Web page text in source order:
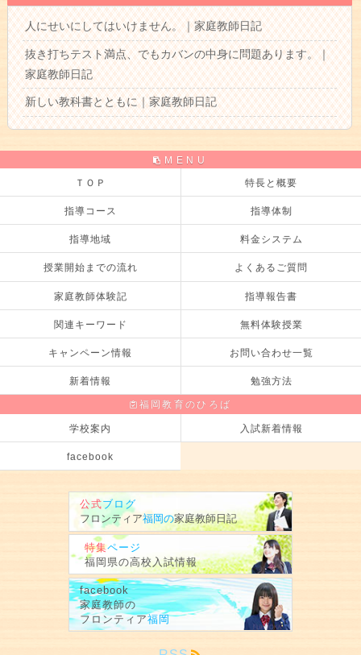
人にせいにしてはいけません。｜家庭教師日記
抜き打ちテスト満点、でもカバンの中身に問題あります。｜
家庭教師日記
新しい教科書とともに｜家庭教師日記
MENU
ＴＯＰ 特長と概要
指導コース 指導体制
指導地域 料金システム
授業開始までの流れ よくあるご質問
家庭教師体験記 指導報告書
関連キーワード 無料体験授業
キャンペーン情報 お問い合わせ一覧
新着情報 勉強方法
福岡教育のひろば
学校案内 入試新着情報
facebook
公式ブログ
フロンティア福岡の家庭教師日記
特集ページ
福岡県の高校入試情報
facebook
家庭教師の
フロンティア福岡